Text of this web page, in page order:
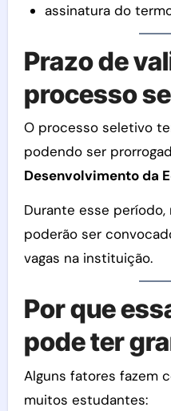
assinatura do
Prazo de
processo
O processo seletivo
podendo ser
Desenvolvimento da
Durante esse período,
poderão ser
vagas na instituição.
Por que
pode ter
Alguns fatores fazem
muitos estudantes: